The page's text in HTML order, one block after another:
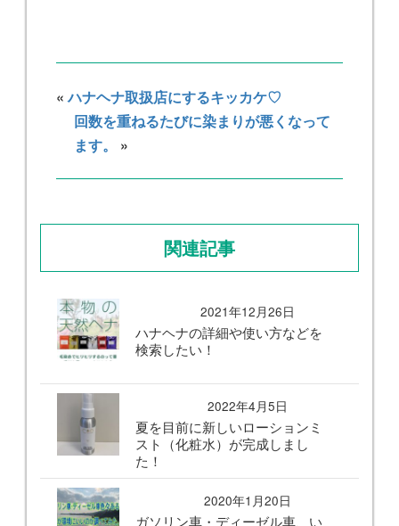
«ハナヘナ取扱店にするキッカケ♡
回数を重ねるたびに染まりが悪くなって
ます。
»
関連記事
2021年12月26日
ハナヘナの詳細や使い方などを
検索したい！
2022年4月5日
夏を目前に新しいローションミ
スト（化粧水）が完成しまし
た！
2020年1月20日
ガソリン車・ディーゼル車、い